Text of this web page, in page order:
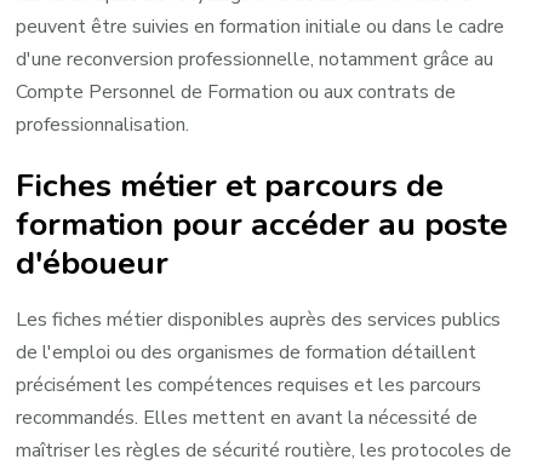
peuvent être suivies en formation initiale ou dans le cadre
d'une reconversion professionnelle, notamment grâce au
Compte Personnel de Formation ou aux contrats de
professionnalisation.
Fiches métier et parcours de
formation pour accéder au poste
d'éboueur
Les fiches métier disponibles auprès des services publics
de l'emploi ou des organismes de formation détaillent
précisément les compétences requises et les parcours
recommandés. Elles mettent en avant la nécessité de
maîtriser les règles de sécurité routière, les protocoles de